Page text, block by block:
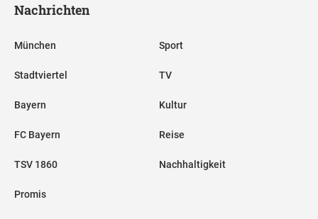
Nachrichten
München
Stadtviertel
Bayern
FC Bayern
TSV 1860
Promis
Sport
TV
Kultur
Reise
Nachhaltigkeit